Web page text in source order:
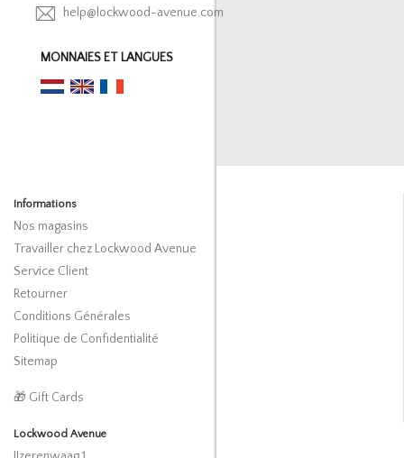
help@lockwood-avenue.com
MONNAIES ET LANGUES
Informations
Nos magasins
Travailler chez Lockwood Avenue
Service Client
Retourner
Conditions Générales
Politique de Confidentialité
Sitemap
🎁 Gift Cards
Lockwood Avenue